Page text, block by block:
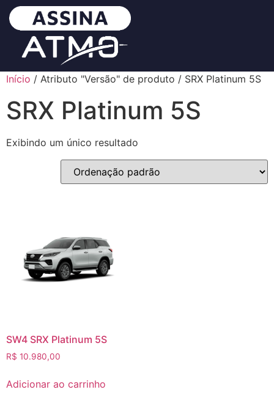
Início / Atributo "Versão" de produto / SRX Platinum 5S
SRX Platinum 5S
Exibindo um único resultado
SW4 SRX Platinum 5S
R$ 10.980,00
Adicionar ao carrinho